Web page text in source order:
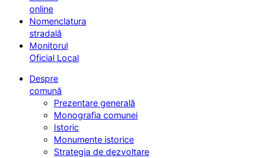
online
Nomenclatura
stradală
Monitorul
Oficial Local
Despre
comună
Prezentare generală
Monografia comunei
Istoric
Monumente istorice
Strategia de dezvoltare